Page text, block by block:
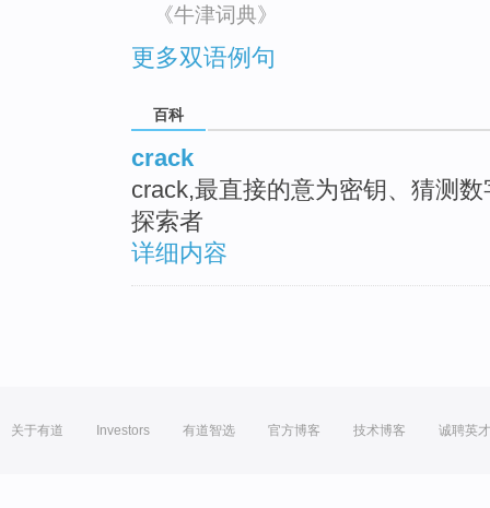
《牛津词典》
更多双语例句
百科
crack
crack,最直接的意为密钥、猜测
探索者
详细内容
关于有道 Investors 有道智选 官方博客 技术博客 诚聘英才